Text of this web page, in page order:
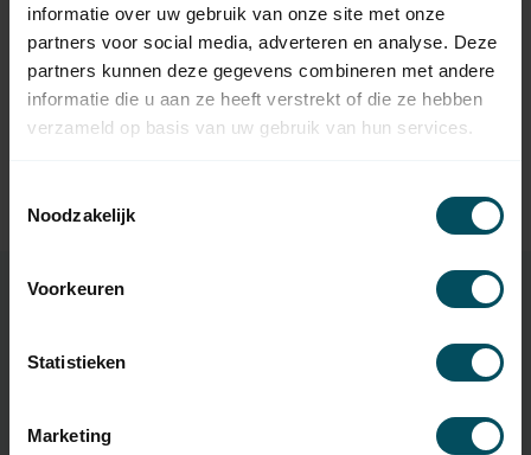
informatie over uw gebruik van onze site met onze
partners voor social media, adverteren en analyse. Deze
partners kunnen deze gegevens combineren met andere
informatie die u aan ze heeft verstrekt of die ze hebben
verzameld op basis van uw gebruik van hun services.
Noodzakelijk
Voorkeuren
Statistieken
Marketing
SIMU
Simu Adaptieset tbv as Ø 45,95
Op voorraad
Specificaties
Artikelnummer